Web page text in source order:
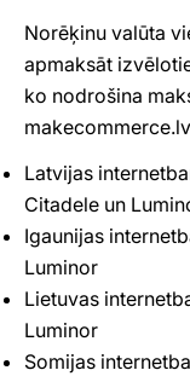
Norēķinu valūta
apmaksāt
ko nodrošina
Latvijas
Citadele un
Igaunijas
Luminor
Lietuvas
Luminor
Somijas